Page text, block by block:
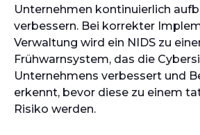
Unternehmen kontinuierlich
verbessern. Bei korrekter
Verwaltung wird ein NIDS zu
Frühwarnsystem, das die
Unternehmens verbessert und
erkennt, bevor diese zu einem
Risiko werden.